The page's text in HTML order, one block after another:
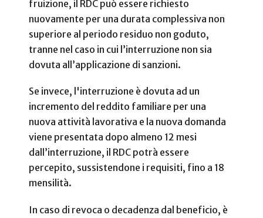
fruizione, il RDC può essere richiesto
nuovamente per una durata complessiva non
superiore al periodo residuo non goduto,
tranne nel caso in cui l’interruzione non sia
dovuta all’applicazione di sanzioni.
Se invece, l'interruzione è dovuta ad un
incremento del reddito familiare per una
nuova attività lavorativa e la nuova domanda
viene presentata dopo almeno 12 mesi
dall’interruzione, il RDC potrà essere
percepito, sussistendone i requisiti, fino a 18
mensilità.
In caso di revoca o decadenza dal beneficio, è